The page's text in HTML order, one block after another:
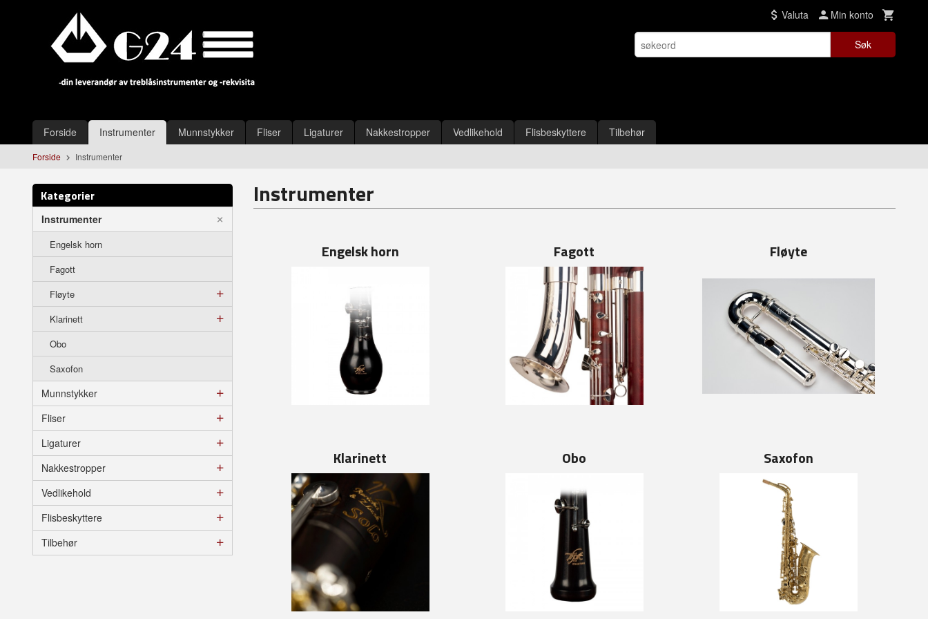
Valuta Min konto
Søk
Produkter
Forside Instrumenter Munnstykker Fliser Ligaturer Nakkestropper Vedlikehold Flisbeskyttere Tilbehør
Forside Instrumenter
Kategorier
Instrumenter
Engelsk horn
Fagott
Fløyte
Klarinett
Obo
Saxofon
Munnstykker
Fliser
Ligaturer
Nakkestropper
Vedlikehold
Flisbeskyttere
Tilbehør
Instrumenter
Engelsk horn Fagott Fløyte
Klarinett Obo Saxofon